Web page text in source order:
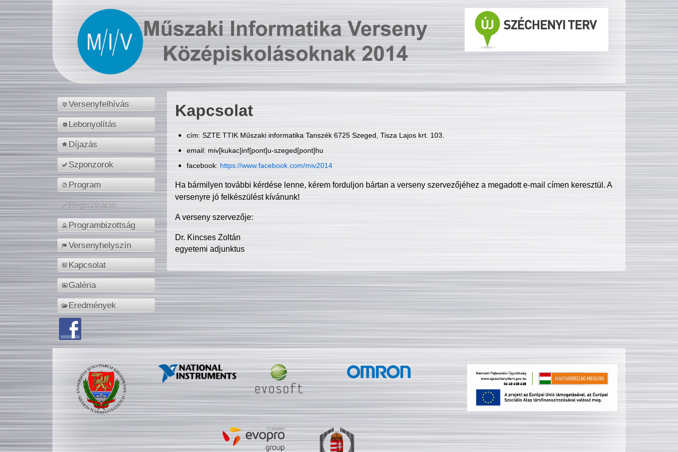
Versenyfelhívás
Lebonyolítás
Díjazás
Szponzorok
Program
Regisztráció
Programbizottság
Versenyhelyszín
Kapcsolat
Galéria
Eredmények
Kapcsolat
cím: SZTE TTIK Műszaki informatika Tanszék 6725 Szeged, Tisza Lajos krt. 103.
email: miv[kukac]inf[pont]u-szeged[pont]hu
facebook: https://www.facebook.com/miv2014
Ha bármilyen további kérdése lenne, kérem forduljon bártan a verseny szervezőjéhez a megadott e-mail címen keresztül. A
versenyre jó felkészülést kívánunk!
A verseny szervezője:
Dr. Kincses Zoltán
egyetemi adjunktus